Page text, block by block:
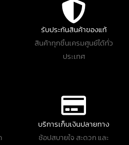
รับประกันสินค้าของแท้
สินค้าทุกชิ้นเครมศูนย์ได้ทั่ว
ประเทศ
บริการเก็บเงินปลายทาง
ช้อปสบายใจ สะดวก และ